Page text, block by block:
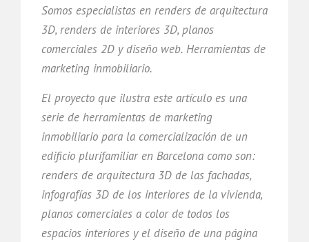
Somos especialistas en renders de arquitectura
3D, renders de interiores 3D, planos
comerciales 2D y diseño web. Herramientas de
marketing inmobiliario.
El proyecto que ilustra este artículo es una
serie de herramientas de marketing
inmobiliario para la comercialización de un
edificio plurifamiliar en Barcelona como son:
renders de arquitectura 3D de las fachadas,
infografías 3D de los interiores de la vivienda,
planos comerciales a color de todos los
espacios interiores y el diseño de una página